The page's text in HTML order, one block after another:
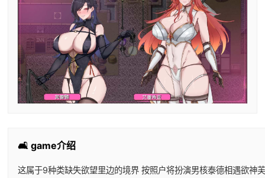
🛋️ game介绍
这属于9种类缺失欲望里边的境界 按照户将扮演男核泰德相遇欲神